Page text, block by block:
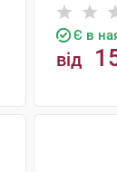
Є в
від